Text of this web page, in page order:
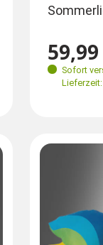
Größen
L-XL 50-52
Sofort